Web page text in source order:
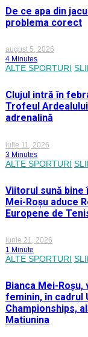
De ce apa din
problema corect
august 5, 2026
4 Minutes
ALTE SPORTURI
Clujul intră în
Trofeul
adrenalină
iulie 11, 2026
3 Minutes
ALTE SPORTURI
Viitorul sună bine
Mei-Roșu aduce
Europene de
iunie 21, 2026
1 Minute
ALTE SPORTURI
Bianca Mei-
feminin, în cadrul
Championships,
Matiunina